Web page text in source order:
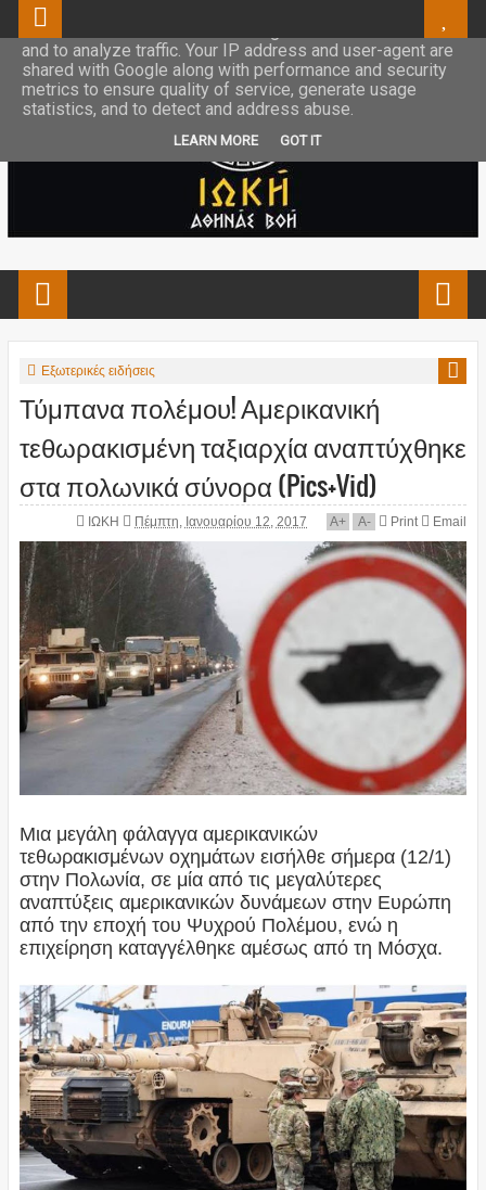
Εξωτερικές ειδήσεις
Τύμπανα πολέμου! Αμερικανική
τεθωρακισμένη ταξιαρχία αναπτύχθηκε
στα πολωνικά σύνορα (Pics+Vid)
ΙΩΚΗ Πέμπτη, Ιανουαρίου 12, 2017 A+ A- Print Email
Μια μεγάλη φάλαγγα αμερικανικών
τεθωρακισμένων οχημάτων εισήλθε σήμερα (12/1)
στην Πολωνία, σε μία από τις μεγαλύτερες
αναπτύξεις αμερικανικών δυνάμεων στην Ευρώπη
από την εποχή του Ψυχρού Πολέμου, ενώ η
επιχείρηση καταγγέλθηκε αμέσως από τη Μόσχα.
This site uses cookies from Google to deliver its services
and to analyze traffic. Your IP address and user-agent are
shared with Google along with performance and security
metrics to ensure quality of service, generate usage
statistics, and to detect and address abuse.
LEARN MORE GOT IT